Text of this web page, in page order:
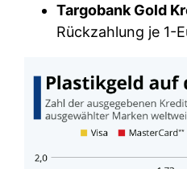
Targobank Gold
Rückzahlung je 1-